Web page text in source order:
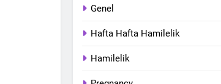
Genel
Hafta Hafta Hamilelik
Hamilelik